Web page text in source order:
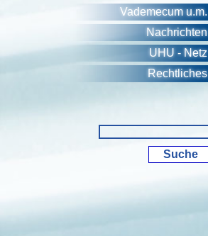
Vademecum u.m.
Nachrichten
UHU - Netz
Rechtliches